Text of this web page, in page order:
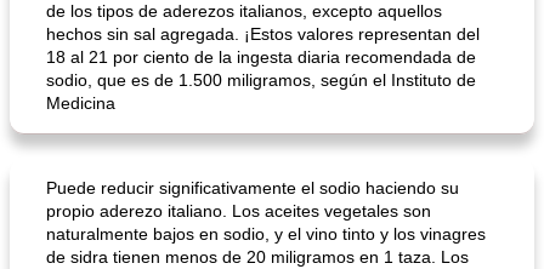
de los tipos de aderezos italianos, excepto aquellos
hechos sin sal agregada. ¡Estos valores representan del
18 al 21 por ciento de la ingesta diaria recomendada de
sodio, que es de 1.500 miligramos, según el Instituto de
Medicina
Puede reducir significativamente el sodio haciendo su
propio aderezo italiano. Los aceites vegetales son
naturalmente bajos en sodio, y el vino tinto y los vinagres
de sidra tienen menos de 20 miligramos en 1 taza. Los